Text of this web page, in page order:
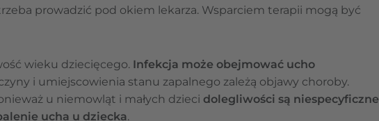
prowadzić pod okiem lekarza. Wsparciem terapii mogą być
wieku dziecięcego. Infekcja może obejmować ucho
i umiejscowienia stanu zapalnego zależą objawy choroby.
u niemowląt i małych dzieci dolegliwości są niespecyficzne
ucha u dziecka.